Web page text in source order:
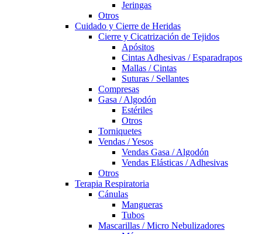
Jeringas
Otros
Cuidado y Cierre de Heridas
Cierre y Cicatrización de Tejidos
Apósitos
Cintas Adhesivas / Esparadrapos
Mallas / Cintas
Suturas / Sellantes
Compresas
Gasa / Algodón
Estériles
Otros
Torniquetes
Vendas / Yesos
Vendas Gasa / Algodón
Vendas Elásticas / Adhesivas
Otros
Terapia Respiratoria
Cánulas
Mangueras
Tubos
Mascarillas / Micro Nebulizadores